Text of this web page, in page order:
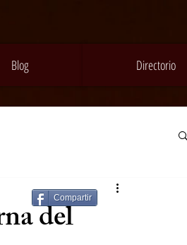
Blog Directorio
del
Compartir